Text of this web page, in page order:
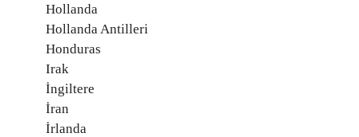
Hollanda
Hollanda Antilleri
Honduras
Irak
İngiltere
İran
İrlanda